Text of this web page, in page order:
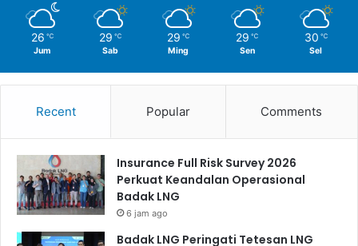
26 ℃
Jum
29 ℃
Sab
29 ℃
Ming
29 ℃
Sen
30 ℃
Sel
Recent Popular Comments
Insurance Full Risk Survey 2026
Perkuat Keandalan Operasional
Badak LNG
6 jam ago
Badak LNG Peringati Tetesan LNG